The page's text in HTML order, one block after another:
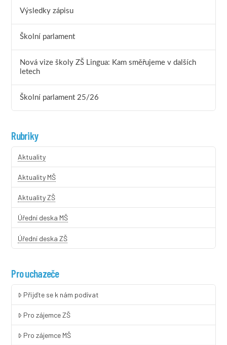
Výsledky zápisu
Školní parlament
Nová vize školy ZŠ Lingua: Kam směřujeme v dalších
letech
Školní parlament 25/26
Rubriky
Aktuality
Aktuality MŠ
Aktuality ZŠ
Úřední deska MŠ
Úřední deska ZŠ
Pro uchazeče
Přijďte se k nám podívat
Pro zájemce ZŠ
Pro zájemce MŠ